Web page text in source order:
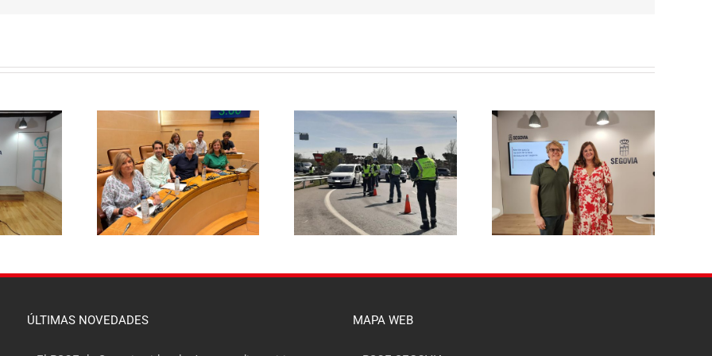
rebajar un 20%
basuras y
el mayor
fiscal soportado
segovianas
El PSOE pide
responsabilidades políticas
al PP tras las diligencias
abiertas a la alcaldesa de La
Lastrilla por un presunto
incidente con la Guardia Civil
El PSOE propone reducir un
20 % la tasa de basuras para
las viviendas habituales y
hacerla más justa para las
familias segovianas
El PSOE de Segovia pide a la
Junta un dispositivo
específico de asesoramiento
para que ningún afectado
por el incendio del Valle del
Pirón se quede sin acceder a
las ayudas
ÚLTIMAS NOVEDADES MAPA WEB